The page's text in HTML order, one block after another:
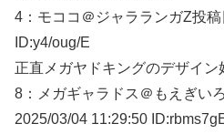
4： モココ＠ジャラランガZ投
ID:y4/oug/E
正直メガヤドキングのデザイン
8：
メガギャラドス＠もえぎい
2025/03/04 11:29:50